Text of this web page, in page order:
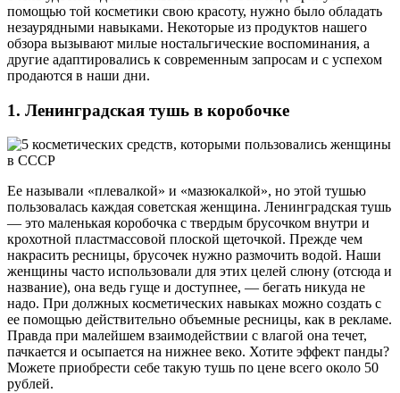
помощью той косметики свою красоту, нужно было обладать
незаурядными навыками. Некоторые из продуктов нашего
обзора вызывают милые ностальгические воспоминания, а
другие адаптировались к современным запросам и с успехом
продаются в наши дни.
1. Ленинградская тушь в коробочке
Ее называли «плевалкой» и «мазюкалкой», но этой тушью
пользовалась каждая советская женщина. Ленинградская тушь
— это маленькая коробочка с твердым брусочком внутри и
крохотной пластмассовой плоской щеточкой. Прежде чем
накрасить ресницы, брусочек нужно размочить водой. Наши
женщины часто использовали для этих целей слюну (отсюда и
название), она ведь гуще и доступнее, — бегать никуда не
надо. При должных косметических навыках можно создать с
ее помощью действительно объемные ресницы, как в рекламе.
Правда при малейшем взаимодействии с влагой она течет,
пачкается и осыпается на нижнее веко. Хотите эффект панды?
Можете приобрести себе такую тушь по цене всего около 50
рублей.